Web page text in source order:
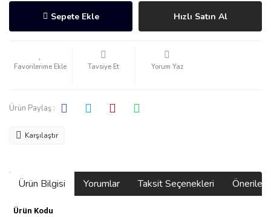
Sepete Ekle Hızlı Satın Al
Tavsiye Et Yorum Yaz
Ürün Paylaş :
Karşılaştır
Ürün Bilgisi Yorumlar Taksit Seçenekleri
Ürün Kodu